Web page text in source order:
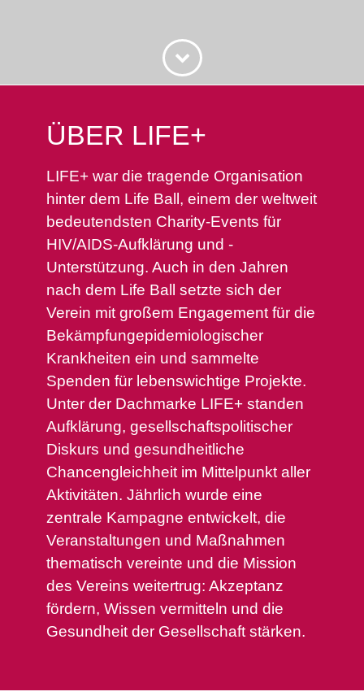
ÜBER LIFE+
LIFE+ war die tragende Organisation
hinter dem Life Ball, einem der weltweit
bedeutendsten Charity-Events für
HIV/AIDS-Aufklärung und -
Unterstützung. Auch in den Jahren
nach dem Life Ball setzte sich der
Verein mit großem Engagement für die
Bekämpfungepidemiologischer
Krankheiten ein und sammelte
Spenden für lebenswichtige Projekte.
Unter der Dachmarke LIFE+ standen
Aufklärung, gesellschaftspolitischer
Diskurs und gesundheitliche
Chancengleichheit im Mittelpunkt aller
Aktivitäten. Jährlich wurde eine
zentrale Kampagne entwickelt, die
Veranstaltungen und Maßnahmen
thematisch vereinte und die Mission
des Vereins weitertrug: Akzeptanz
fördern, Wissen vermitteln und die
Gesundheit der Gesellschaft stärken.